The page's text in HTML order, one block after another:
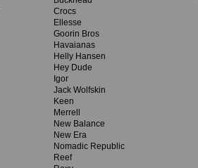
Crocs
Ellesse
Goorin Bros
Havaianas
Helly Hansen
Hey Dude
Igor
Jack Wolfskin
Keen
Merrell
New Balance
New Era
Nomadic Republic
Reef